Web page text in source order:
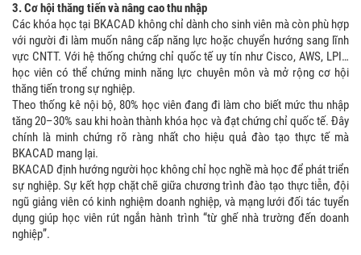
3. Cơ hội thăng tiến và nâng cao thu nhập
Các khóa học tại BKACAD không chỉ dành cho sinh viên mà còn phù hợp
với người đi làm muốn nâng cấp năng lực hoặc chuyển hướng sang lĩnh
vực CNTT. Với hệ thống chứng chỉ quốc tế uy tín như Cisco, AWS, LPI…
học viên có thể chứng minh năng lực chuyên môn và mở rộng cơ hội
thăng tiến trong sự nghiệp.
Theo thống kê nội bộ, 80% học viên đang đi làm cho biết mức thu nhập
tăng 20–30% sau khi hoàn thành khóa học và đạt chứng chỉ quốc tế. Đây
chính là minh chứng rõ ràng nhất cho hiệu quả đào tạo thực tế mà
BKACAD mang lại.
BKACAD định hướng người học không chỉ học nghề mà học để phát triển
sự nghiệp. Sự kết hợp chặt chẽ giữa chương trình đào tạo thực tiễn, đội
ngũ giảng viên có kinh nghiệm doanh nghiệp, và mạng lưới đối tác tuyển
dụng giúp học viên rút ngắn hành trình “từ ghế nhà trường đến doanh
nghiệp”.